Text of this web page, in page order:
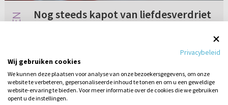
Nog steeds kapot van liefdesverdriet
relatie van ongeveer een jaar uitgemaakt. Ik
had en heb hier tot op de dag van vandaag
veel moeite mee, te meer omdat wij elkaar
wekelijks zien, samen naar we...
Geen reacties 12-11-2021
Privacybeleid
Wij gebruiken cookies
We kunnen deze plaatsen voor analyse van onze bezoekersgegevens, om onze
website te verbeteren, gepersonaliseerde inhoud te tonen en om u een geweldige
website-ervaring te bieden. Voor meer informatie over de cookies die we gebruiken
opent u de instellingen.